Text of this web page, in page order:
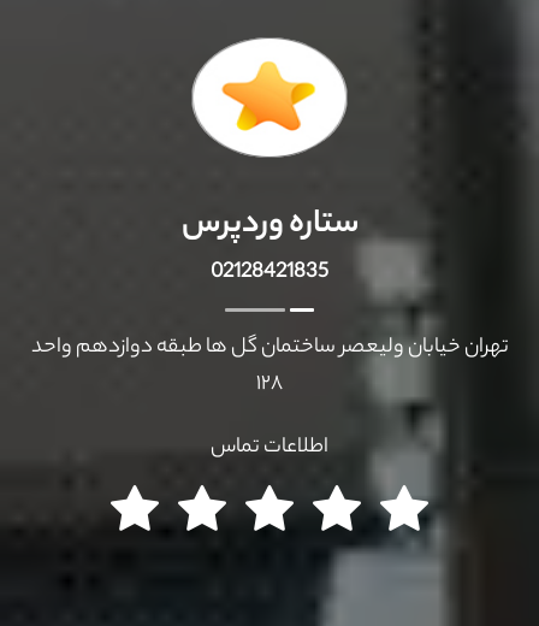
ستاره وردپرس
02128421835
تهران خیابان ولیعصر ساختمان گل ها طبقه دوازدهم واحد
۱۲۸
اطلاعات تماس